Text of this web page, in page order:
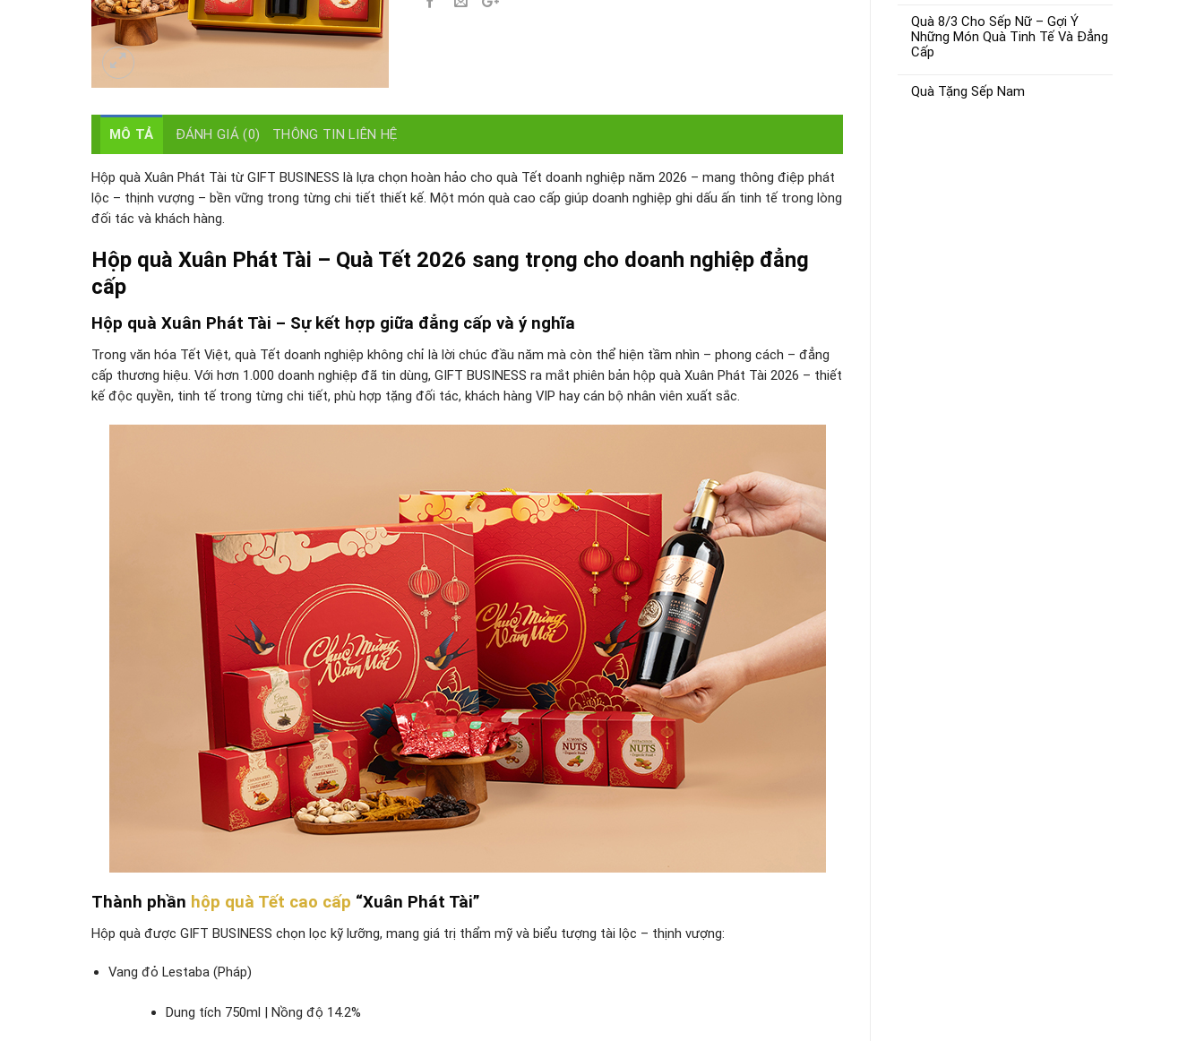
Quà 8/3 Cho Sếp Nữ – Gợi Ý
Những Món Quà Tinh Tế Và Đẳng
Cấp
Quà Tặng Sếp Nam
MÔ TẢ ĐÁNH GIÁ (0) THÔNG TIN LIÊN HỆ
Hộp quà Xuân Phát Tài từ GIFT BUSINESS là lựa chọn hoàn hảo cho quà Tết doanh nghiệp năm 2026 – mang thông điệp phát
lộc – thịnh vượng – bền vững trong từng chi tiết thiết kế. Một món quà cao cấp giúp doanh nghiệp ghi dấu ấn tinh tế trong lòng
đối tác và khách hàng.
Hộp quà Xuân Phát Tài – Quà Tết 2026 sang trọng cho doanh nghiệp đẳng
cấp
Hộp quà Xuân Phát Tài – Sự kết hợp giữa đẳng cấp và ý nghĩa
Trong văn hóa Tết Việt, quà Tết doanh nghiệp không chỉ là lời chúc đầu năm mà còn thể hiện tầm nhìn – phong cách – đẳng
cấp thương hiệu. Với hơn 1.000 doanh nghiệp đã tin dùng, GIFT BUSINESS ra mắt phiên bản hộp quà Xuân Phát Tài 2026 – thiết
kế độc quyền, tinh tế trong từng chi tiết, phù hợp tặng đối tác, khách hàng VIP hay cán bộ nhân viên xuất sắc.
Thành phần hộp quà Tết cao cấp “Xuân Phát Tài”
Hộp quà được GIFT BUSINESS chọn lọc kỹ lưỡng, mang giá trị thẩm mỹ và biểu tượng tài lộc – thịnh vượng:
Vang đỏ Lestaba (Pháp)
Dung tích 750ml | Nồng độ 14.2%